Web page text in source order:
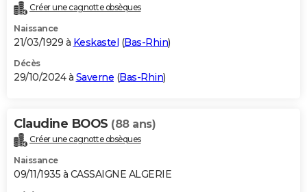
Créer une cagnotte obsèques
Naissance
21/03/1929 à Keskastel (Bas-Rhin)
Décès
29/10/2024 à Saverne (Bas-Rhin)
Claudine BOOS (88 ans)
Créer une cagnotte obsèques
Naissance
09/11/1935 à CASSAIGNE ALGERIE